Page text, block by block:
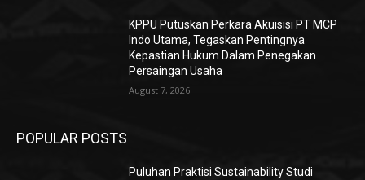
KPPU Putuskan Perkara Akuisisi PT MCP
Indo Utama, Tegaskan Pentingnya
Kepastian Hukum Dalam Penegakan
Persaingan Usaha
August 7, 2026
POPULAR POSTS
Puluhan Praktisi Sustainability Studi